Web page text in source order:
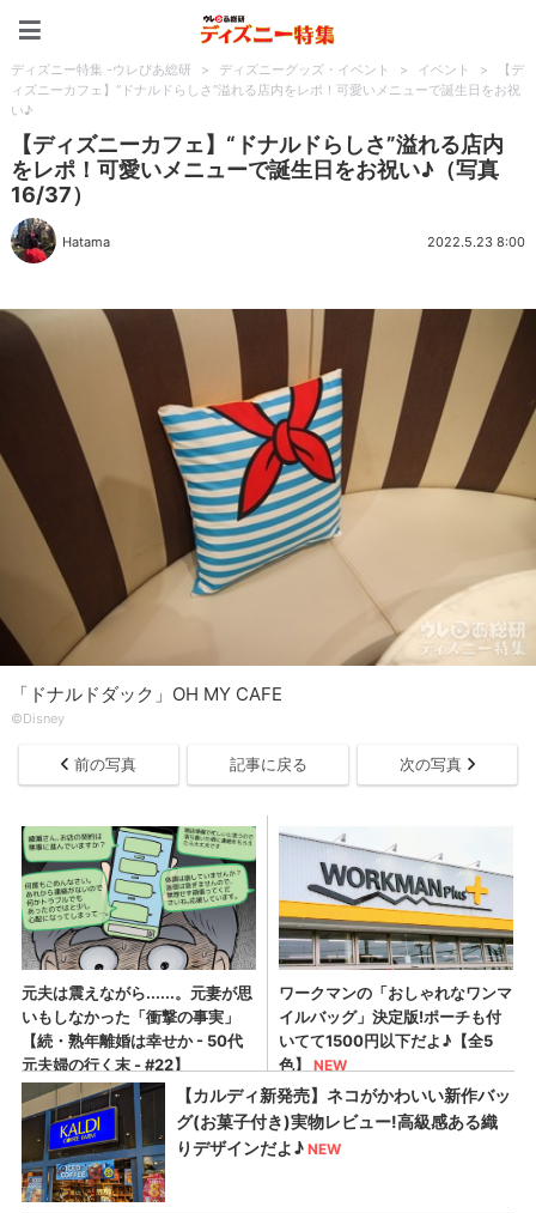
ディズニー特集 -ウレぴあ総研 > ディズニーグッズ・イベント > イベント >
【デ
ィズニーカフェ】“ドナルドらしさ”溢れる店内をレポ！可愛いメニューで誕生日をお祝
い♪
【ディズニーカフェ】“ドナルドらしさ”溢れる店内
をレポ！可愛いメニューで誕生日をお祝い♪（写真
16/37）
Hatama 2022.5.23 8:00
「ドナルドダック」OH MY CAFE
©Disney
前の写真 記事に戻る 次の写真